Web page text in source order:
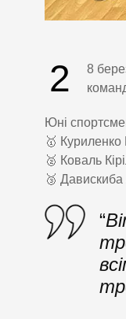
2
8
Юні
🥇 Куриленко
🥈 Коваль
🥉
“